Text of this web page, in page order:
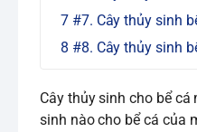
#7. Cây thủy sinh
#8. Cây thủy sinh
Cây thủy sinh cho bể
sinh nào cho bể cá của